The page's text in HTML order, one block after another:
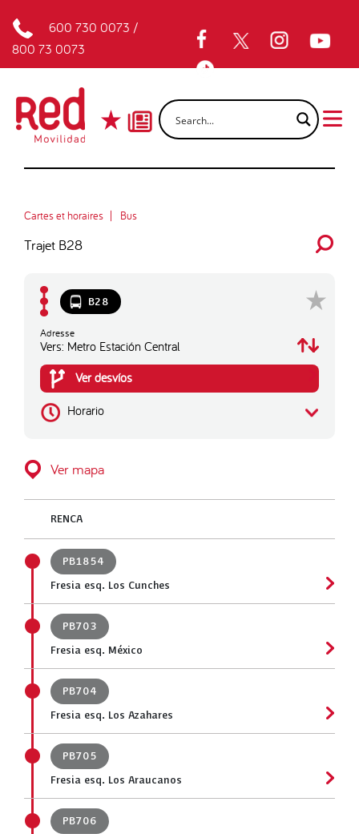
600 730 0073 /
800 73 0073
Cartes et horaires Bus
Trajet B28
B28
Adresse
Vers: Metro Estación Central
Ver desvíos
Horario
Ver mapa
RENCA
PB1854
Fresia esq. Los Cunches
PB703
Fresia esq. México
PB704
Fresia esq. Los Azahares
PB705
Fresia esq. Los Araucanos
PB706